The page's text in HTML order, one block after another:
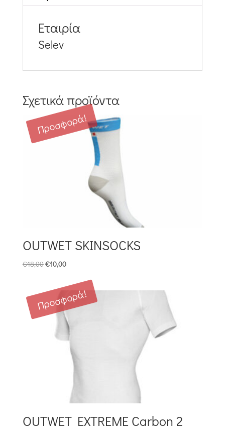
Εταιρία
Selev
Σχετικά προϊόντα
Προσφορά!
OUTWET SKINSOCKS
€18,00Original
was:
€18,00.
€10,00Η
τιμή
είναι:
€10,00.
Προσφορά!
OUTWET EXTREME Carbon 2